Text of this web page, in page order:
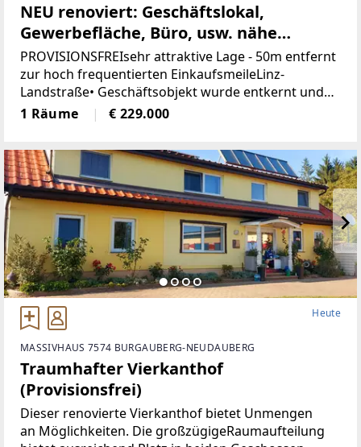
NEU renoviert: Geschäftslokal,
Gewerbefläche, Büro, usw. nähe
Landstrasse-Linz (Provisionsfrei)
PROVISIONSFREIsehr attraktive Lage - 50m entfernt
zur hoch frequentierten EinkaufsmeileLinz-
Landstraße• Geschäftsobjekt wurde entkernt und
generalsaniert• Klimatisiert (Klimaanlage)• neue
Böden, neue Heizkörper•
1 Räume € 229.000
Heute
MASSIVHAUS 7574 BURGAUBERG-NEUDAUBERG
Traumhafter Vierkanthof
(Provisionsfrei)
Dieser renovierte Vierkanthof bietet Unmengen
an Möglichkeiten. Die großzügigeRaumaufteilung